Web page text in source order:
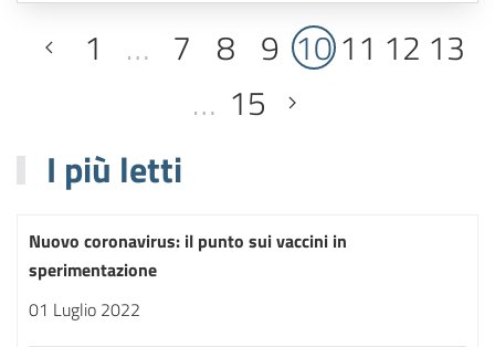
1 … 7 8 9 1011 12 13
… 15
I più letti
Nuovo coronavirus: il punto sui vaccini in
sperimentazione
01 Luglio 2022